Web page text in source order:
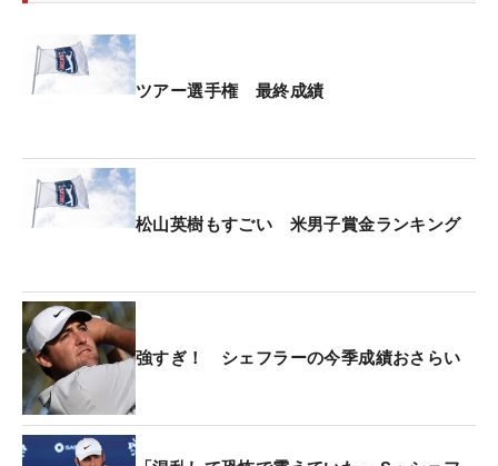
ツアー選手権 最終成績
松山英樹もすごい 米男子賞金ランキング
強すぎ！ シェフラーの今季成績おさらい